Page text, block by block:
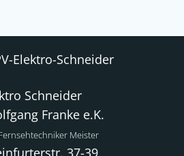
Elektro-Schneider
Schneider
Franke e.K.
Meister
37-39